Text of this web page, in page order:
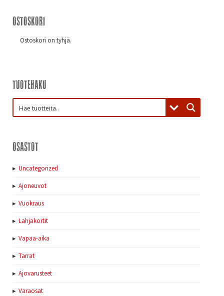
Ostoskori
Ostoskori on tyhjä.
Tuotehaku
Osastot
Uncategorized
Ajoneuvot
Vuokraus
Lahjakortit
Vapaa-aika
Tarrat
Ajovarusteet
Varaosat